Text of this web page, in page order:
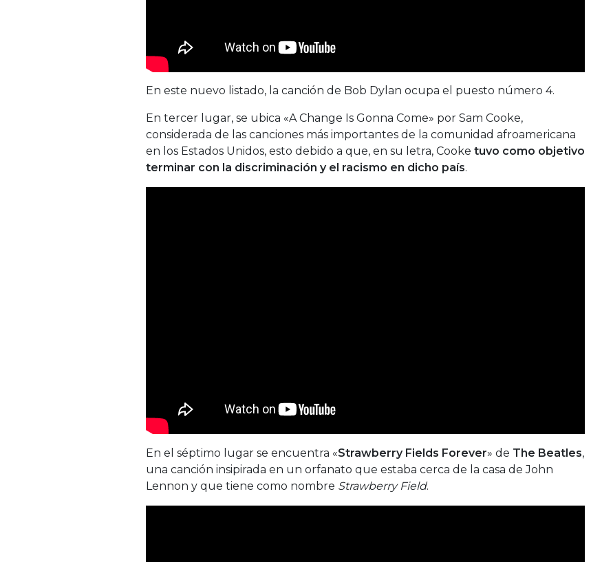
En este nuevo listado, la canción de Bob Dylan ocupa el puesto número 4.
En tercer lugar, se ubica «A Change Is Gonna Come» por Sam Cooke,
considerada de las canciones más importantes de la comunidad afroamericana
en los Estados Unidos, esto debido a que, en su letra, Cooke tuvo como objetivo
terminar con la discriminación y el racismo en dicho país.
En el séptimo lugar se encuentra «Strawberry Fields Forever» de The Beatles,
una canción insipirada en un orfanato que estaba cerca de la casa de John
Lennon y que tiene como nombre Strawberry Field.